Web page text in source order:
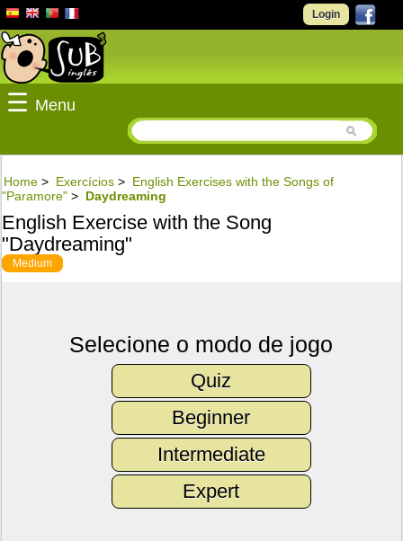
Login
☰ Menu
Home > Exercícios > English Exercises with the Songs of
"Paramore" > Daydreaming
English Exercise with the Song
"Daydreaming"
Medium
Selecione o modo de jogo
Quiz
Beginner
Intermediate
Expert